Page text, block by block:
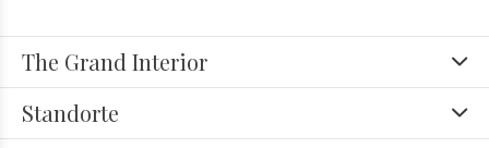
The Grand Interior
Standorte